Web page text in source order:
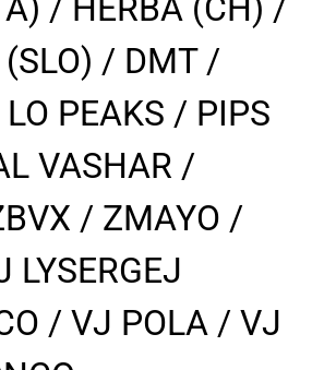
/ HERBA (CH) /
/ DMT /
PEAKS / PIPS
VASHAR /
/ ZMAYO /
/ VJ POLA / VJ